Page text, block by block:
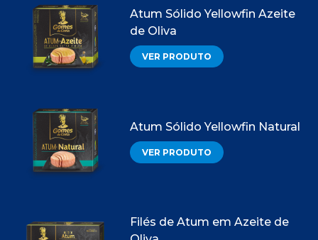
Atum Sólido Yellowfin Azeite
de Oliva
VER PRODUTO
Atum Sólido Yellowfin Natural
VER PRODUTO
Filés de Atum em Azeite de